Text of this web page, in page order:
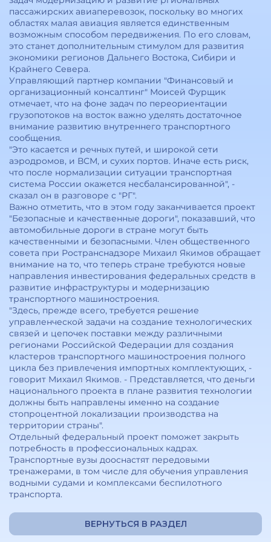
пассажирских авиаперевозок, поскольку во многих
областях малая авиация является единственным
возможным способом передвижения. По его словам,
это станет дополнительным стимулом для развития
экономики регионов Дальнего Востока, Сибири и
Крайнего Севера.
Управляющий партнер компании "Финансовый и
организационный консалтинг" Моисей Фурщик
отмечает, что на фоне задач по переориентации
грузопотоков на восток важно уделять достаточное
внимание развитию внутреннего транспортного
сообщения.
"Это касается и речных путей, и широкой сети
аэродромов, и ВСМ, и сухих портов. Иначе есть риск,
что после нормализации ситуации транспортная
система России окажется несбалансированной", -
сказал он в разговоре с "РГ".
Важно отметить, что в этом году заканчивается проект
"Безопасные и качественные дороги", показавший, что
автомобильные дороги в стране могут быть
качественными и безопасными. Член общественного
совета при Ространснадзоре Михаил Якимов обращает
внимание на то, что теперь стране требуются новые
направления инвестирования федеральных средств в
развитие инфраструктуры и модернизацию
транспортного машиностроения.
"Здесь, прежде всего, требуется решение
управленческой задачи на создание технологических
связей и цепочек поставки между различными
регионами Российской Федерации для создания
кластеров транспортного машиностроения полного
цикла без привлечения импортных комплектующих, -
говорит Михаил Якимов. - Представляется, что деньги
национального проекта в плане развития технологии
должны быть направлены именно на создание
стопроцентной локализации производства на
территории страны".
Отдельный федеральный проект поможет закрыть
потребность в профессиональных кадрах.
Транспортные вузы дооснастят передовыми
тренажерами, в том числе для обучения управления
водными судами и комплексами беспилотного
транспорта.
ВЕРНУТЬСЯ В РАЗДЕЛ